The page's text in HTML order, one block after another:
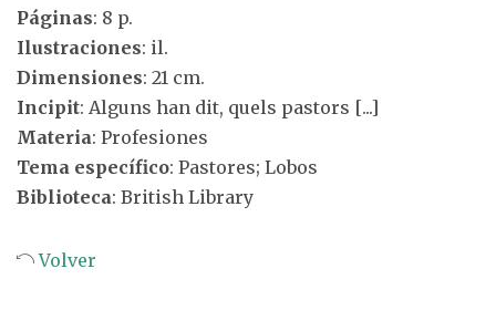
Páginas: 8 p.
Ilustraciones: il.
Dimensiones: 21 cm.
Incipit: Alguns han dit, quels pastors [...]
Materia: Profesiones
Tema específico: Pastores; Lobos
Biblioteca: British Library
Volver